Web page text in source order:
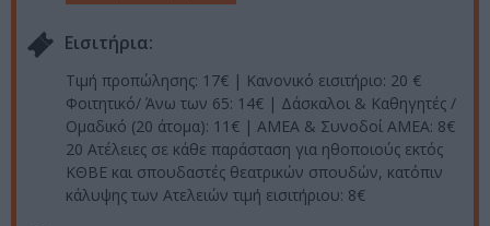
Eισιτήρια:
Τιμή προπώλησης: 17€ | Κανονικό εισιτήριο: 20 €
Φοιτητικό/ Άνω των 65: 14€ | Δάσκαλοι & Καθηγητές /
Ομαδικό (20 άτομα): 11€ | ΑΜΕΑ & Συνοδοί ΑΜΕΑ: 8€
20 Ατέλειες σε κάθε παράσταση για ηθοποιούς εκτός
ΚΘΒΕ και σπουδαστές θεατρικών σπουδών, κατόπιν
κάλυψης των Ατελειών τιμή εισιτήριου: 8€